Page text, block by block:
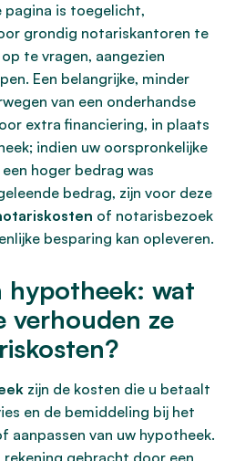
pagina is toegelicht,
grondig notariskantoren te
te vragen, aangezien
Een belangrijke, minder
van een onderhandse
extra financiering, in plaats
indien uw oorspronkelijke
hoger bedrag was
bedrag, zijn voor deze
of notarisbezoek
besparing kan opleveren.
hypotheek: wat
verhouden ze
zijn de kosten die u betaalt
en de bemiddeling bij het
aanpassen van uw hypotheek.
rekening gebracht door een